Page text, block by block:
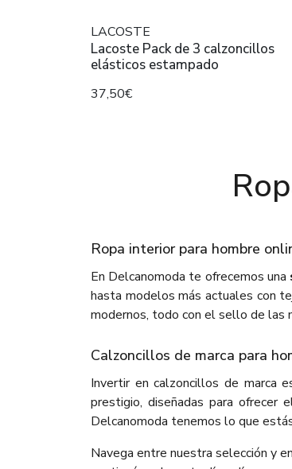
LACOSTE
Lacoste Pack de 3 calzoncillos
elásticos estampado
37,50€
Ropa interior para hombre
En Delcanomoda te ofrecemos una
hasta modelos más actuales con
modernos, todo con el sello de las
Calzoncillos de marca para
Invertir en calzoncillos de marca
prestigio, diseñadas para ofrecer
Delcanomoda tenemos lo que
Navega entre nuestra selección y